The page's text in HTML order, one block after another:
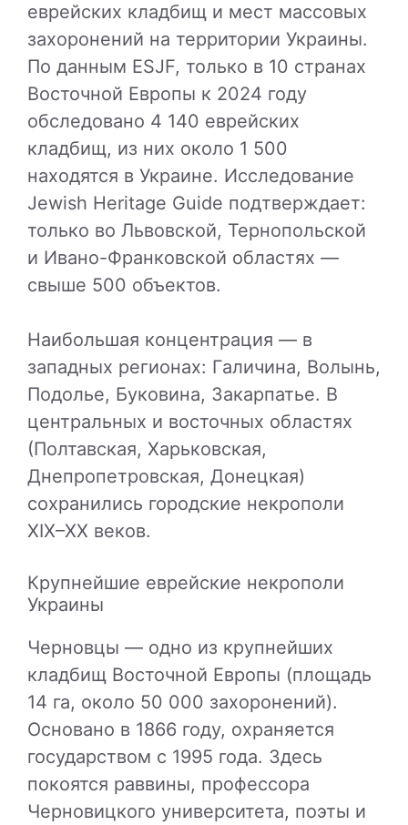
еврейских кладбищ и мест массовых
захоронений на территории Украины.
По данным ESJF, только в 10 странах
Восточной Европы к 2024 году
обследовано 4 140 еврейских
кладбищ, из них около 1 500
находятся в Украине. Исследование
Jewish Heritage Guide подтверждает:
только во Львовской, Тернопольской
и Ивано-Франковской областях —
свыше 500 объектов.
Наибольшая концентрация — в
западных регионах: Галичина, Волынь,
Подолье, Буковина, Закарпатье. В
центральных и восточных областях
(Полтавская, Харьковская,
Днепропетровская, Донецкая)
сохранились городские некрополи
XIX–XX веков.
Крупнейшие еврейские некрополи
Украины
Черновцы — одно из крупнейших
кладбищ Восточной Европы (площадь
14 га, около 50 000 захоронений).
Основано в 1866 году, охраняется
государством с 1995 года. Здесь
покоятся раввины, профессора
Черновицкого университета, поэты и